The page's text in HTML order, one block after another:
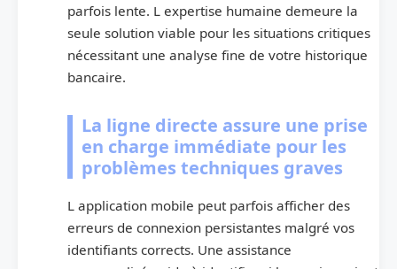
parfois lente. L expertise humaine demeure la
seule solution viable pour les situations critiques
nécessitant une analyse fine de votre historique
bancaire.
La ligne directe assure une prise
en charge immédiate pour les
problèmes techniques graves
L application mobile peut parfois afficher des
erreurs de connexion persistantes malgré vos
identifiants corrects. Une assistance